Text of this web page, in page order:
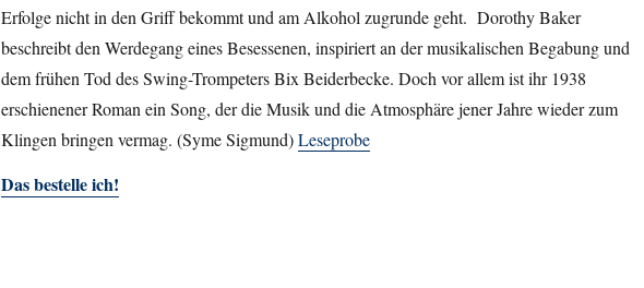
Erfolge nicht in den Griff bekommt und am Alkohol zugrunde geht. Dorothy Baker
beschreibt den Werdegang eines Besessenen, inspiriert an der musikalischen Begabung und
dem frühen Tod des Swing-Trompeters Bix Beiderbecke. Doch vor allem ist ihr 1938
erschienener Roman ein Song, der die Musik und die Atmosphäre jener Jahre wieder zum
Klingen bringen vermag. (Syme Sigmund)Leseprobe
Das bestelle ich!